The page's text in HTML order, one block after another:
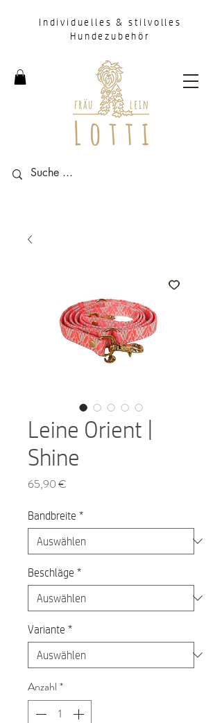
Individuelles & stilvolles
Hundezubehör
Leine Orient |
Shine
65,90 €
Bandbreite *
Beschläge *
Variante *
Anzahl *